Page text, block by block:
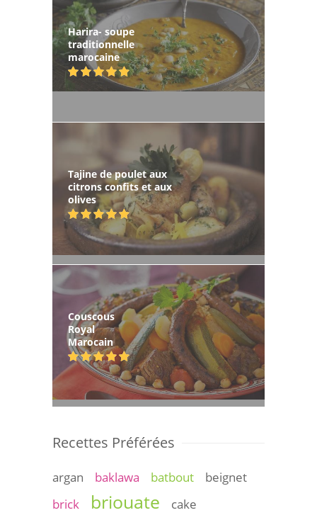
Harira- soupe
traditionnelle
marocaine
Tajine de poulet aux
citrons confits et aux
olives
Couscous
Royal
Marocain
Recettes Préférées
argan baklawa batbout
beignet
brick
briouate
cake